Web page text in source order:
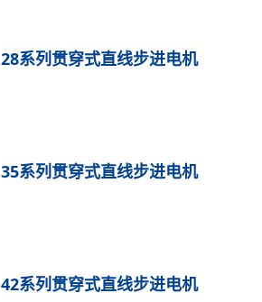
28系列贯穿式直线步进电机
35系列贯穿式直线步进电机
42系列贯穿式直线步进电机